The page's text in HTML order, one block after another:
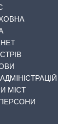
МІСТ
ПЕРСОНИ